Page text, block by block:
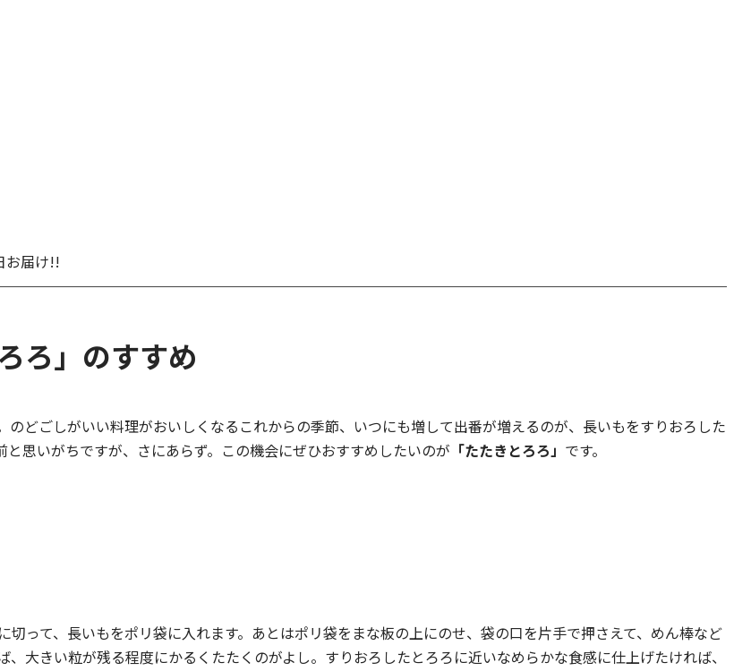
お届け!!
ろ」のすすめ
どごしがいい料理がおいしくなるこれからの季節、いつにも増して出番が増えるのが、長いもをすりおろした
と思いがちですが、さにあらず。この機会にぜひおすすめしたいのが 「たたきとろろ」 です。
って、長いもをポリ袋に入れます。あとはポリ袋をまな板の上にのせ、袋の口を片手で押さえて、めん棒など
きい粒が残る程度にかるくたたくのがよし。すりおろしたとろろに近いなめらかな食感に仕上げたければ、